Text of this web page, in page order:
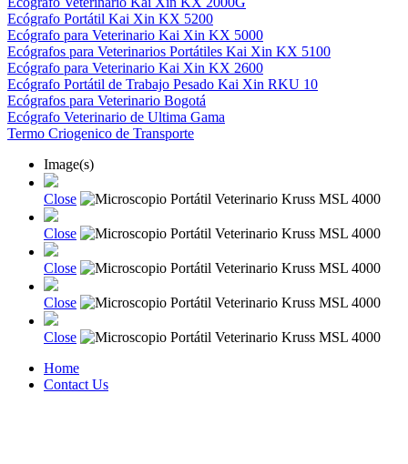
Ecógrafo Portátil Kai Xin KX 5200
Ecógrafo para Veterinario Kai Xin KX 5000
Ecógrafos para Veterinarios Portátiles Kai Xin KX 5100
Ecógrafo para Veterinario Kai Xin KX 2600
Ecógrafo Portátil de Trabajo Pesado Kai Xin RKU 10
Ecógrafos para Veterinario Bogotá
Ecógrafo Veterinario de Ultima Gama
Termo Criogenico de Transporte
Image(s)
Close
Close
Close
Close
Close
Home
Contact Us